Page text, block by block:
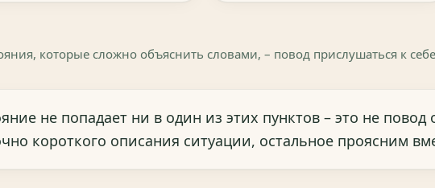
которые сложно объяснить словами, – повод прислушаться к
не попадает ни в один из этих пунктов – это не повод
короткого описания ситуации, остальное проясним